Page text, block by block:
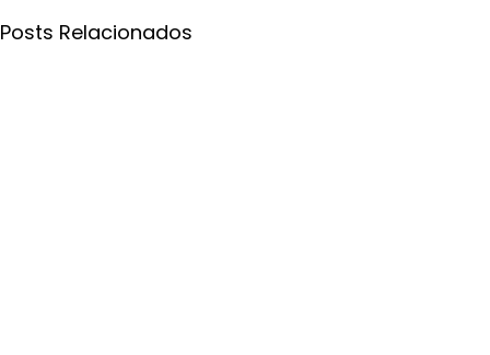
Posts Relacionados